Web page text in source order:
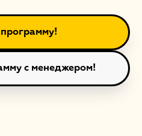
с менеджером!